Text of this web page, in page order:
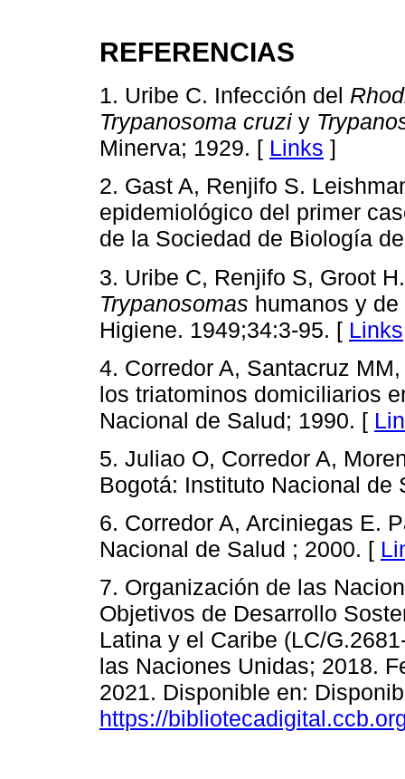
REFERENCIAS
1. Uribe C. Infección del
Trypanosoma cruzi y
Minerva; 1929. [ Links ]
2. Gast A, Renjifo S.
epidemiológico del primer
de la Sociedad de Biología
3. Uribe C, Renjifo S, Groot
Trypanosomas humanos y
Higiene. 1949;34:3-95. [ Links
4. Corredor A, Santacruz
los triatominos domiciliarios
Nacional de Salud; 1990. [
5. Juliao O, Corredor A,
Bogotá: Instituto Nacional de
6. Corredor A, Arciniegas E.
Nacional de Salud ; 2000. [
7. Organización de las
Objetivos de Desarrollo
Latina y el Caribe (LC/
las Naciones Unidas; 2018.
2021. Disponible en:
https://